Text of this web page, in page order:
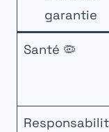
garantie
Santé 🦠